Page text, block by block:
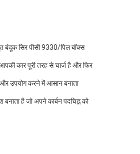
बंदूक सिर पीसी 9330/पिल बॉक्स
कार पूरी तरह से चार्ज है और फिर
उपयोग करने में आसान बनाता
है जो अपने कार्बन पदचिह्न को